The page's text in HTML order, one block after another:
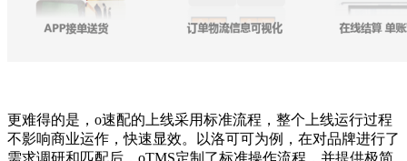
更难得的是，o速配的上线采用标准流程，整个上线运行过程
不影响商业运作，快速显效。以洛可可为例，在对品牌进行了